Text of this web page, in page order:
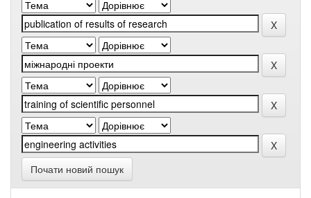
Почати новий пошук